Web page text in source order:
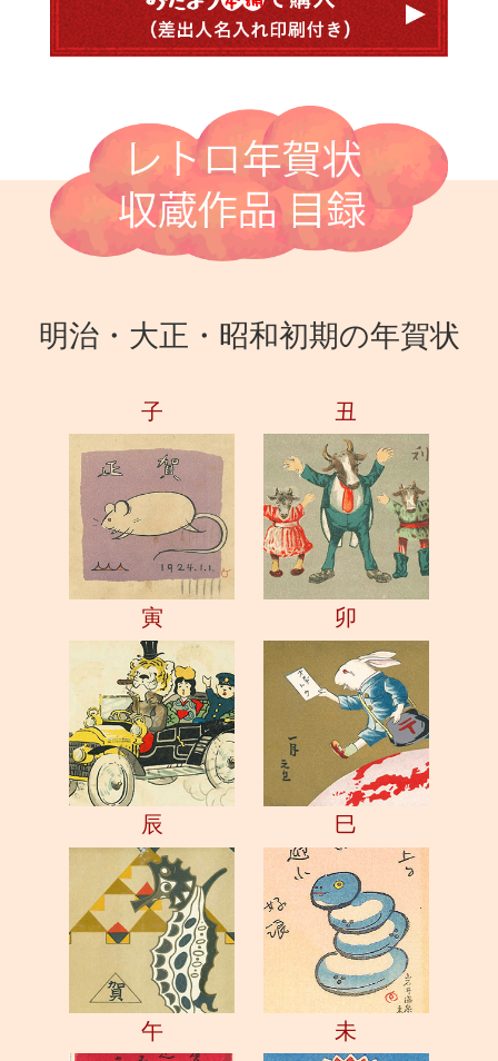
明治・大正・昭和初期の年賀状
子 丑
寅 卯
辰 巳
午 未